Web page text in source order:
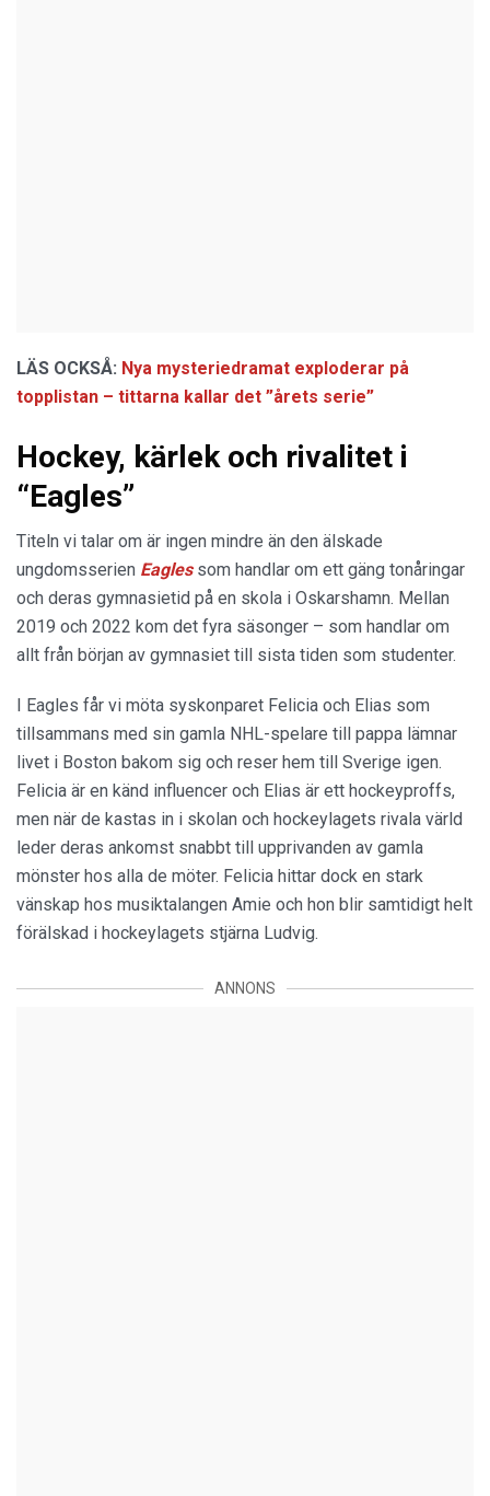
LÄS OCKSÅ: Nya mysteriedramat exploderar på
topplistan – tittarna kallar det ”årets serie”
Hockey, kärlek och rivalitet i
“Eagles”
Titeln vi talar om är ingen mindre än den älskade
ungdomsserien Eaglessom handlar om ett gäng tonåringar
och deras gymnasietid på en skola i Oskarshamn. Mellan
2019 och 2022 kom det fyra säsonger – som handlar om
allt från början av gymnasiet till sista tiden som studenter.
I Eagles får vi möta syskonparet Felicia och Elias som
tillsammans med sin gamla NHL-spelare till pappa lämnar
livet i Boston bakom sig och reser hem till Sverige igen.
Felicia är en känd influencer och Elias är ett hockeyproffs,
men när de kastas in i skolan och hockeylagets rivala värld
leder deras ankomst snabbt till upprivanden av gamla
mönster hos alla de möter. Felicia hittar dock en stark
vänskap hos musiktalangen Amie och hon blir samtidigt helt
förälskad i hockeylagets stjärna Ludvig.
ANNONS